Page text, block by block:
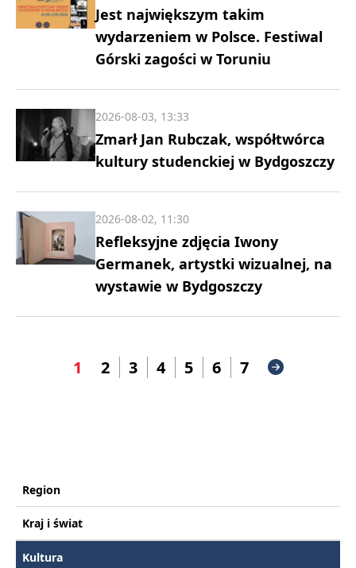
Jest największym takim
wydarzeniem w Polsce. Festiwal
Górski zagości w Toruniu
Zmarł Jan Rubczak, współtwórca
kultury studenckiej w Bydgoszczy
2026-08-03, 13:33
Refleksyjne zdjęcia Iwony
Germanek, artystki wizualnej, na
wystawie w Bydgoszczy
2026-08-02, 11:30
1 2 3 4 5 6 7
Region
Kraj i świat
Kultura